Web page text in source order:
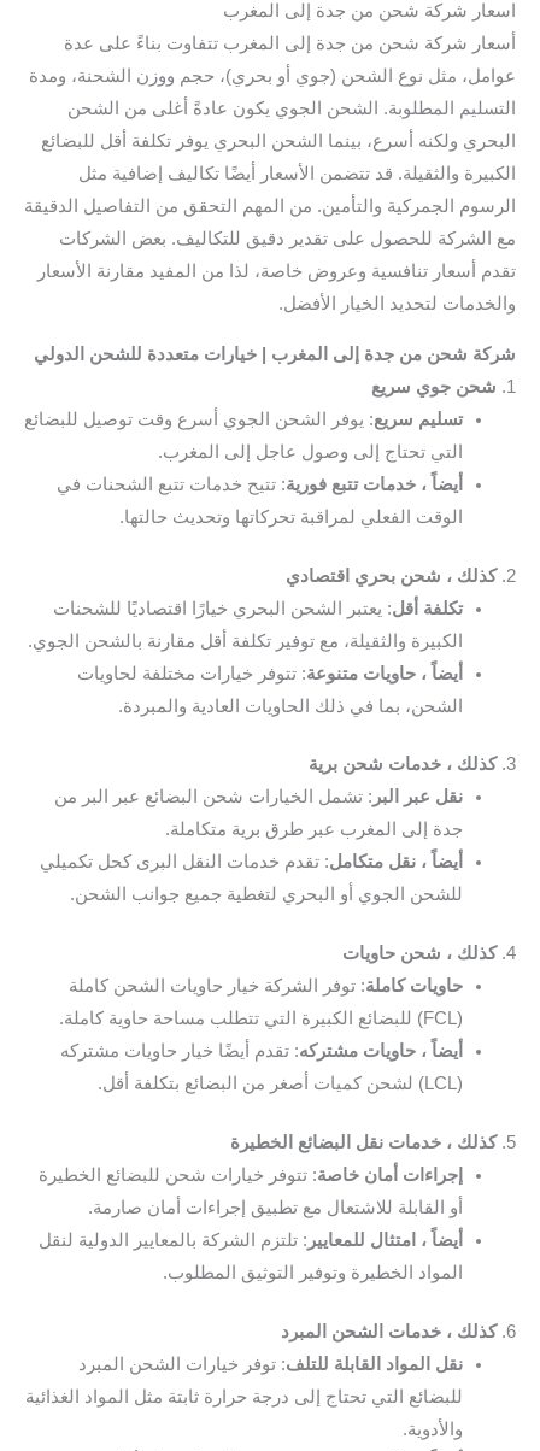
اسعار شركة شحن من جدة إلى المغرب
أسعار شركة شحن من جدة إلى المغرب تتفاوت بناءً على عدة
عوامل، مثل نوع الشحن (جوي أو بحري)، حجم ووزن الشحنة، ومدة
التسليم المطلوبة. الشحن الجوي يكون عادةً أغلى من الشحن
البحري ولكنه أسرع، بينما الشحن البحري يوفر تكلفة أقل للبضائع
الكبيرة والثقيلة. قد تتضمن الأسعار أيضًا تكاليف إضافية مثل
الرسوم الجمركية والتأمين. من المهم التحقق من التفاصيل الدقيقة
مع الشركة للحصول على تقدير دقيق للتكاليف. بعض الشركات
تقدم أسعار تنافسية وعروض خاصة، لذا من المفيد مقارنة الأسعار
والخدمات لتحديد الخيار الأفضل.
شركة شحن من جدة إلى المغرب | خيارات متعددة للشحن الدولي
1.
شحن جوي سريع
تسليم سريع: يوفر الشحن الجوي أسرع وقت توصيل للبضائع
التي تحتاج إلى وصول عاجل إلى المغرب.
أيضاً ، خدمات تتبع فورية: تتيح خدمات تتبع الشحنات في
الوقت الفعلي لمراقبة تحركاتها وتحديث حالتها.
2. كذلك ، شحن بحري اقتصادي
تكلفة أقل: يعتبر الشحن البحري خيارًا اقتصاديًا للشحنات
الكبيرة والثقيلة، مع توفير تكلفة أقل مقارنة بالشحن الجوي.
أيضاً ، حاويات متنوعة: تتوفر خيارات مختلفة لحاويات
الشحن، بما في ذلك الحاويات العادية والمبردة.
3. كذلك ، خدمات شحن برية
نقل عبر البر : تشمل الخيارات شحن البضائع عبر البر من
جدة إلى المغرب عبر طرق برية متكاملة.
أيضاً ، نقل متكامل: تقدم خدمات النقل البرى كحل تكميلي
للشحن الجوي أو البحري لتغطية جميع جوانب الشحن.
4. كذلك ، شحن حاويات
حاويات كاملة: توفر الشركة خيار حاويات الشحن كاملة
(FCL) للبضائع الكبيرة التي تتطلب مساحة حاوية كاملة.
أيضاً ، حاويات مشتركه: تقدم أيضًا خيار حاويات مشتركه
(LCL) لشحن كميات أصغر من البضائع بتكلفة أقل.
5. كذلك ، خدمات نقل البضائع الخطيرة
إجراءات أمان خاصة: تتوفر خيارات شحن للبضائع الخطيرة
أو القابلة للاشتعال مع تطبيق إجراءات أمان صارمة.
أيضاً ، امتثال للمعايير : تلتزم الشركة بالمعايير الدولية لنقل
المواد الخطيرة وتوفير التوثيق المطلوب.
6. كذلك ، خدمات الشحن المبرد
نقل المواد القابلة للتلف: توفر خيارات الشحن المبرد
للبضائع التي تحتاج إلى درجة حرارة ثابتة مثل المواد الغذائية
والأدوية.